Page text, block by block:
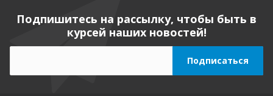
Подпишитесь на рассылку, чтобы быть в
курсей наших новостей!